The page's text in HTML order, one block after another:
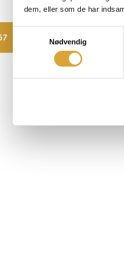
dem, eller som de har
Nødvendig
inden for fugearbejde
FÅ ET TILBUD